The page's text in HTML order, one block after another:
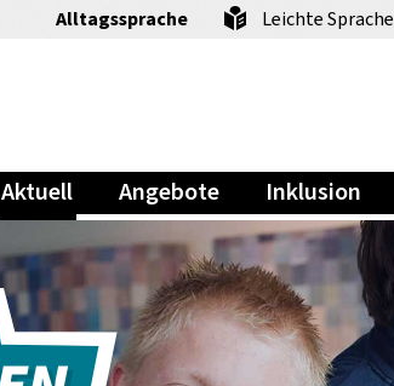
Alltagssprache Leichte Sprache
Aktuell Angebote Inklusion